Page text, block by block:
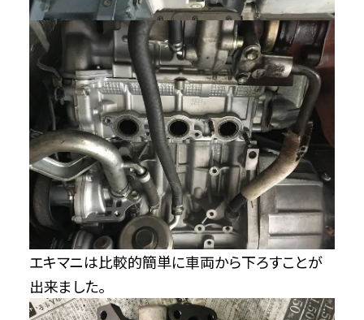
エキマニは比較的簡単に車両から下ろすことが
出来ました。